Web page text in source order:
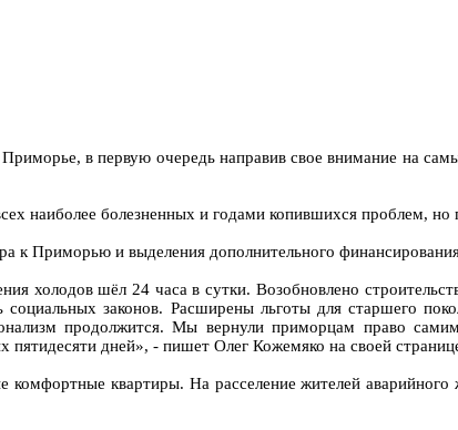
в первую очередь направив свое внимание на
наиболее болезненных и годами копившихся проблем,
Приморью и выделения дополнительного
холодов шёл 24 часа в сутки. Возобновлено
законов. Расширены льготы для старшего
продолжится. Мы вернули приморцам право
дней», - пишет Олег Кожемяко на своей
квартиры. На расселение жителей